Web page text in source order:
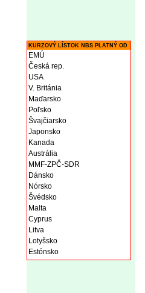
KURZOVÝ LÍSTOK NBS PLATNÝ OD
EMÚ
Česká rep.
USA
V. Británia
Maďarsko
Poľsko
Švajčiarsko
Japonsko
Kanada
Austrália
MMF-ZPČ-SDR
Dánsko
Nórsko
Švédsko
Malta
Cyprus
Litva
Lotyšsko
Estónsko